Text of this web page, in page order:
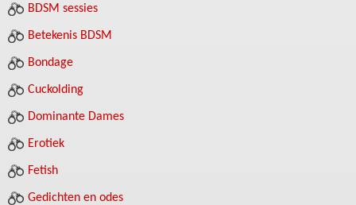
BDSM sessies
Betekenis BDSM
Bondage
Cuckolding
Dominante Dames
Erotiek
Fetish
Gedichten en odes